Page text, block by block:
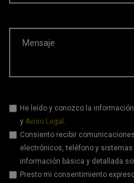
Mensaje
He leído y conozco la
y Aviso Legal .
Consiento recibir
electrónicos, teléfono y
información básica y detallada
Presto mi consentimiento